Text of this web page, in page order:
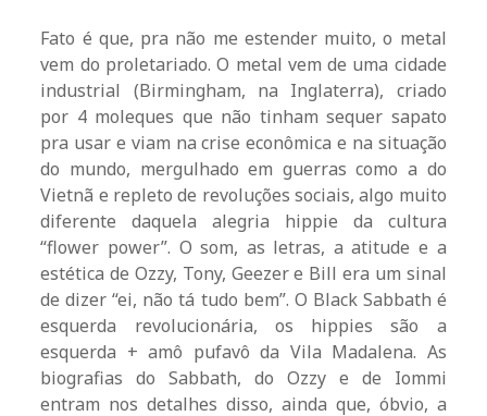
Fato é que, pra não me estender muito, o metal
vem do proletariado. O metal vem de uma cidade
industrial (Birmingham, na Inglaterra), criado
por 4 moleques que não tinham sequer sapato
pra usar e viam na crise econômica e na situação
do mundo, mergulhado em guerras como a do
Vietnã e repleto de revoluções sociais, algo muito
diferente daquela alegria hippie da cultura
“flower power”. O som, as letras, a atitude e a
estética de Ozzy, Tony, Geezer e Bill era um sinal
de dizer “ei, não tá tudo bem”. O Black Sabbath é
esquerda revolucionária, os hippies são a
esquerda + amô pufavô da Vila Madalena. As
biografias do Sabbath, do Ozzy e de Iommi
entram nos detalhes disso, ainda que, óbvio, a